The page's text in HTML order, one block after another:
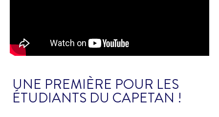
UNE PREMIÈRE POUR LES
ÉTUDIANTS DU CAPETAN !